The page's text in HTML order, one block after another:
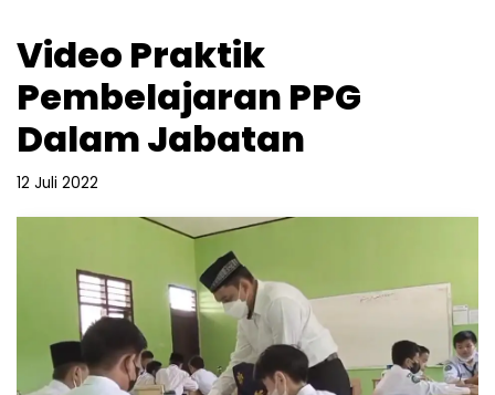
Video Praktik
Pembelajaran PPG
Dalam Jabatan
12 Juli 2022